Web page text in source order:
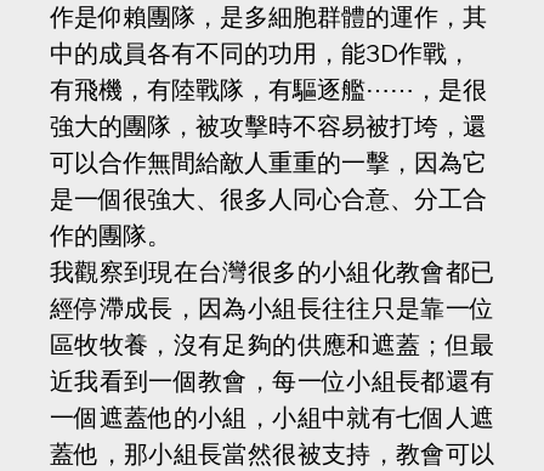
作是仰賴團隊，是多細胞群體的運作，其
中的成員各有不同的功用，能3D作戰，
有飛機，有陸戰隊，有驅逐艦⋯⋯，是很
強大的團隊，被攻擊時不容易被打垮，還
可以合作無間給敵人重重的一擊，因為它
是一個很強大、很多人同心合意、分工合
作的團隊。
我觀察到現在台灣很多的小組化教會都已
經停滯成長，因為小組長往往只是靠一位
區牧牧養，沒有足夠的供應和遮蓋；但最
近我看到一個教會，每一位小組長都還有
一個遮蓋他的小組，小組中就有七個人遮
蓋他，那小組長當然很被支持，教會可以